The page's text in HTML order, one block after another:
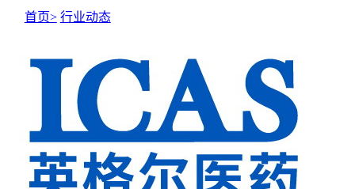
NEWS CENTER
首页> 行业动态